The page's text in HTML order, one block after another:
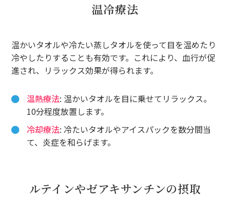
温冷療法
温かいタオルや冷たい蒸しタオルを使って目を温めたり
冷やしたりすることも有効です。これにより、血行が促
進され、リラックス効果が得られます。
温熱療法: 温かいタオルを目に乗せてリラックス。
10分程度放置します。
冷却療法: 冷たいタオルやアイスパックを数分間当
て、炎症を和らげます。
ルテインやゼアキサンチンの摂取